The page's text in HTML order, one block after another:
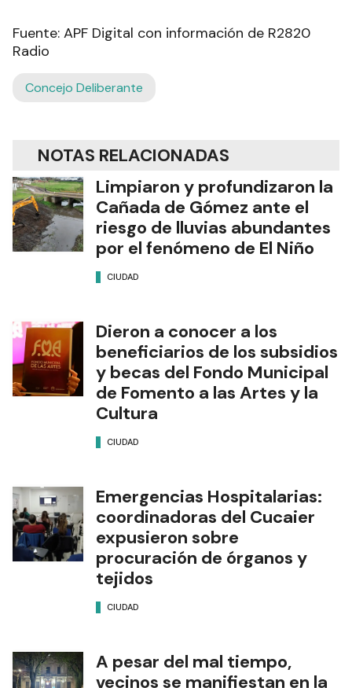
Fuente: APF Digital con información de R2820
Radio
Concejo Deliberante
NOTAS RELACIONADAS
Limpiaron y profundizaron la
Cañada de Gómez ante el
riesgo de lluvias abundantes
por el fenómeno de El Niño
CIUDAD
Dieron a conocer a los
beneficiarios de los subsidios
y becas del Fondo Municipal
de Fomento a las Artes y la
Cultura
CIUDAD
Emergencias Hospitalarias:
coordinadoras del Cucaier
expusieron sobre
procuración de órganos y
tejidos
CIUDAD
A pesar del mal tiempo,
vecinos se manifiestan en la